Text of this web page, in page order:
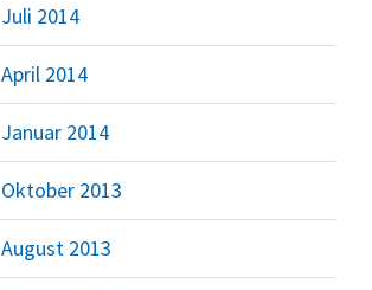
Juli 2014
April 2014
Januar 2014
Oktober 2013
August 2013